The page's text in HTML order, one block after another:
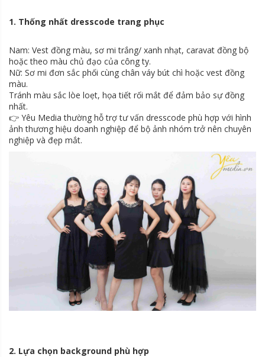
1. Thống nhất dresscode trang phục
Nam: Vest đồng màu, sơ mi trắng/ xanh nhạt, caravat đồng bộ
hoặc theo màu chủ đạo của công ty.
Nữ: Sơ mi đơn sắc phối cùng chân váy bút chì hoặc vest đồng
màu.
Tránh màu sắc lòe loẹt, họa tiết rối mắt để đảm bảo sự đồng
nhất.
👉 Yêu Media thường hỗ trợ tư vấn dresscode phù hợp với hình
ảnh thương hiệu doanh nghiệp để bộ ảnh nhóm trở nên chuyên
nghiệp và đẹp mắt.
2. Lựa chọn background phù hợp